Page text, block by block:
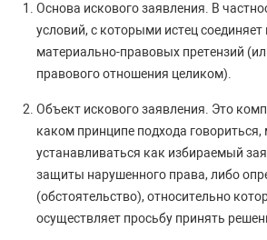
Основа искового заявления. В
условий, с которыми истец соединяет
материально-правовых претензий
правового отношения целиком).
Объект искового заявления. Это
каком принципе подхода
устанавливаться как избираемый
защиты нарушенного права, либо
(обстоятельство), относительно
осуществляет просьбу принять